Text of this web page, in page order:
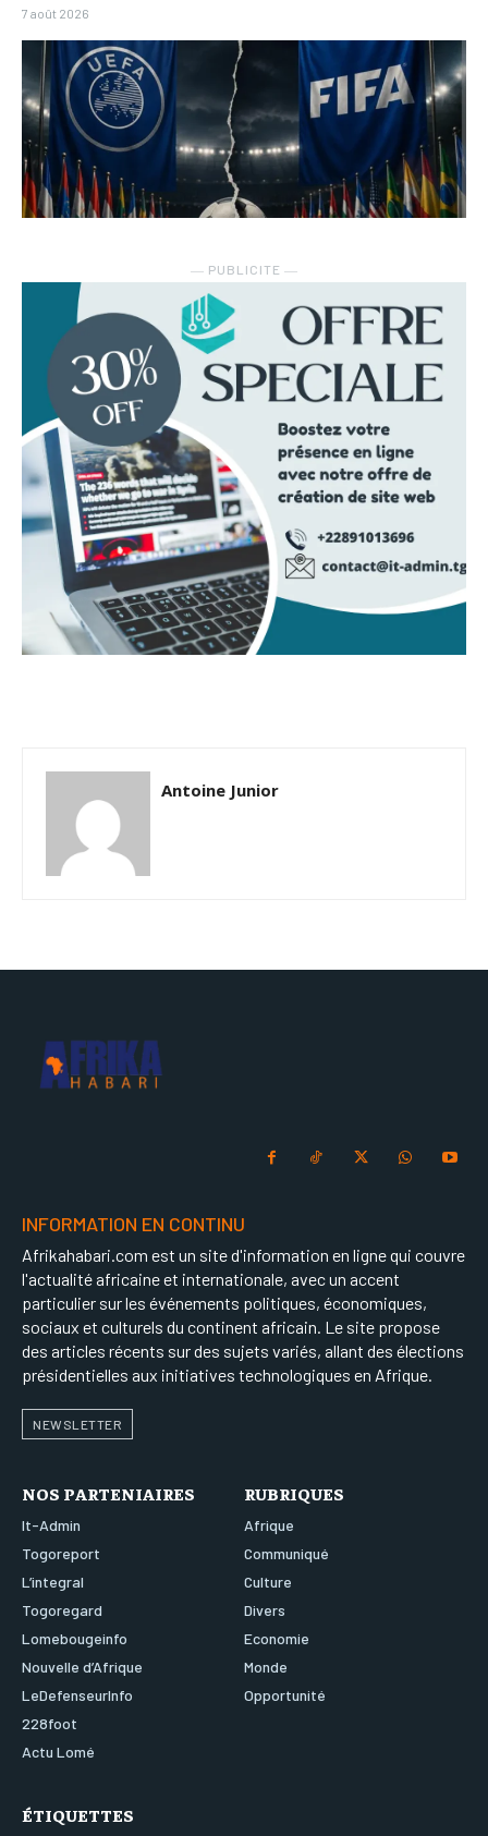
7 août 2026
― PUBLICITE ―
Antoine Junior
INFORMATION EN CONTINU
Afrikahabari.com est un site d'information en ligne qui couvre
l'actualité africaine et internationale, avec un accent
particulier sur les événements politiques, économiques,
sociaux et culturels du continent africain. Le site propose
des articles récents sur des sujets variés, allant des élections
présidentielles aux initiatives technologiques en Afrique.
NEWSLETTER
NOS PARTENIAIRES
It-Admin
Togoreport
L’integral
Togoregard
Lomebougeinfo
Nouvelle d’Afrique
LeDefenseurInfo
228foot
Actu Lomé
RUBRIQUES
Afrique
Communiqué
Culture
Divers
Economie
Monde
Opportunité
ÉTIQUETTES